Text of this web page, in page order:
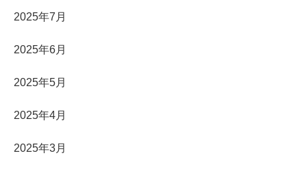
2025年7月
2025年6月
2025年5月
2025年4月
2025年3月